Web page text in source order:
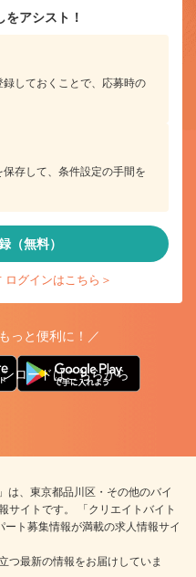
アシスト！
しておくことで、応募時の
存して、条件設定の手間を
（無料）
グインはこちら＞
っと便利に！／
ロードはこちらから
は、東京都品川区・その他のバイ
サイトです。 「クリエイトバイト
ト募集情報が満載の求人情報サイ
つ最新の情報をお届けしていま